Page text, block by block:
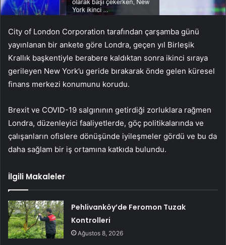
City of London Corporation tarafından çarşamba günü
yayınlanan bir ankete göre Londra, geçen yıl Birleşik
Krallık başkentiyle berabere kaldıktan sonra ikinci sıraya
gerileyen New York’u geride bırakarak önde gelen küresel
finans merkezi konumunu korudu.
Brexit ve COVID-19 salgınının getirdiği zorluklara rağmen
Londra, düzenleyici faaliyetlerde, göç politikalarında ve
çalışanların ofislere dönüşünde iyileşmeler gördü ve bu da
daha sağlam bir iş ortamına katkıda bulundu.
İlgili Makaleler
Pehlivanköy’de Feromon Tuzak
Kontrolleri
Ağustos 8, 2026